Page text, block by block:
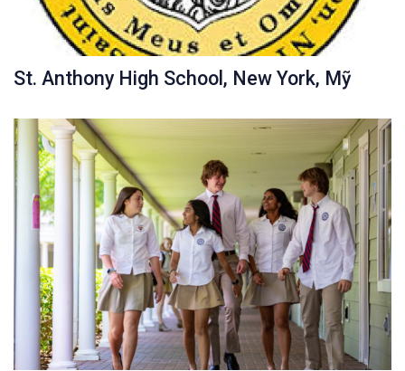
St. Anthony High School, New York, Mỹ